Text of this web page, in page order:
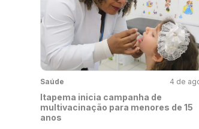
Saúde 4 de
Itapema inicia campanha de
multivacinação para menores de 15
anos